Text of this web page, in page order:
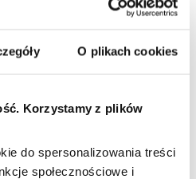
O plikach cookies
Korzystamy z plików
do spersonalizowania treści
społecznościowe i
0 0
Opinia potwierdzona zakupem
0 0